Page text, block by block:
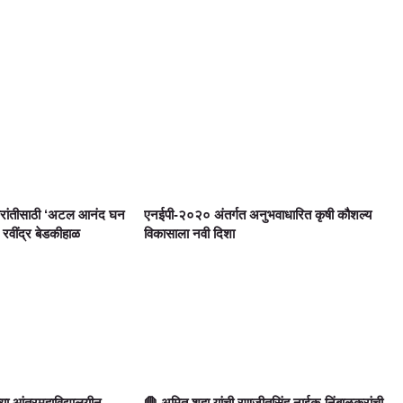
‘अटल आनंद घन
बेडकीहाळ
एनईपी-२०२० अंतर्गत अनुभवाधारित कृषी कौशल्य
विकासाला नवी दिशा